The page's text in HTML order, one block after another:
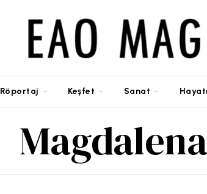
Röportaj Keşfet Sanat
Magdalena